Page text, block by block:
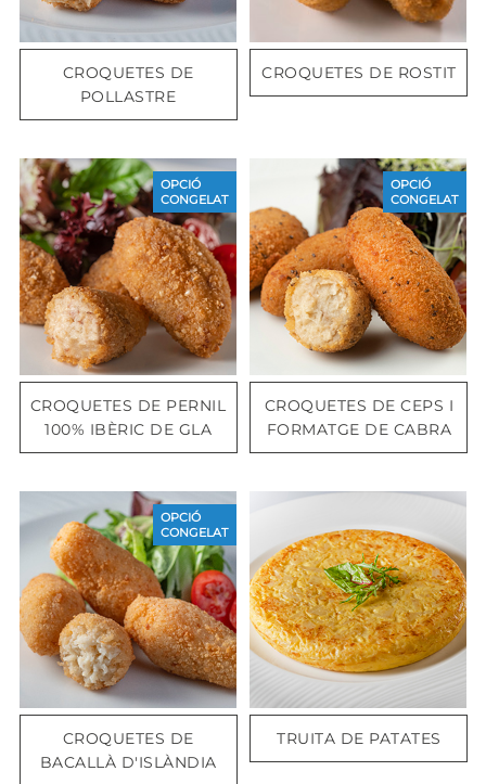
CROQUETES DE
POLLASTRE
CROQUETES DE ROSTIT
CROQUETES DE PERNIL
100% IBÈRIC DE GLA
OPCIÓ
CONGELAT
CROQUETES DE CEPS I
FORMATGE DE CABRA
OPCIÓ
CONGELAT
CROQUETES DE
BACALLÀ D'ISLÀNDIA
OPCIÓ
CONGELAT
TRUITA DE PATATES